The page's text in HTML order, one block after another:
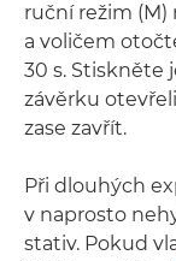
ruční režim (M)
a voličem
30 s. Stiskněte
závěrku
zase zavřít.
Při dlouhých
v naprosto
stativ. Pokud